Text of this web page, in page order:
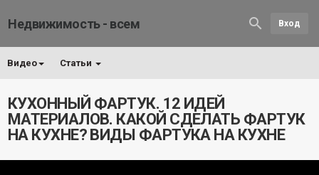
Недвижимость - всем Вход
Видео Статьи
КУХОННЫЙ ФАРТУК. 12 ИДЕЙ
МАТЕРИАЛОВ. КАКОЙ СДЕЛАТЬ ФАРТУК
НА КУХНЕ? ВИДЫ ФАРТУКА НА КУХНЕ